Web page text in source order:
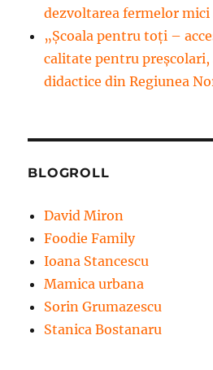
dezvoltarea fermelor
„Școala pentru toți –
calitate pentru preșcolari,
didactice din Regiunea
BLOGROLL
David Miron
Foodie Family
Ioana Stancescu
Mamica urbana
Sorin Grumazescu
Stanica Bostanaru